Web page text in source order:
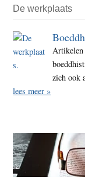
De werkplaats
Artikelen
zich ook
lees meer »